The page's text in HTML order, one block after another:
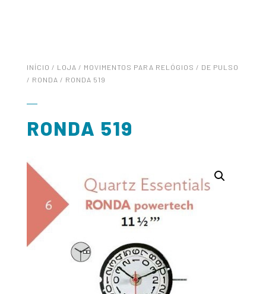
INÍCIO / LOJA / MOVIMENTOS PARA RELÓGIOS / DE PULSO
/ RONDA / RONDA 519
RONDA 519